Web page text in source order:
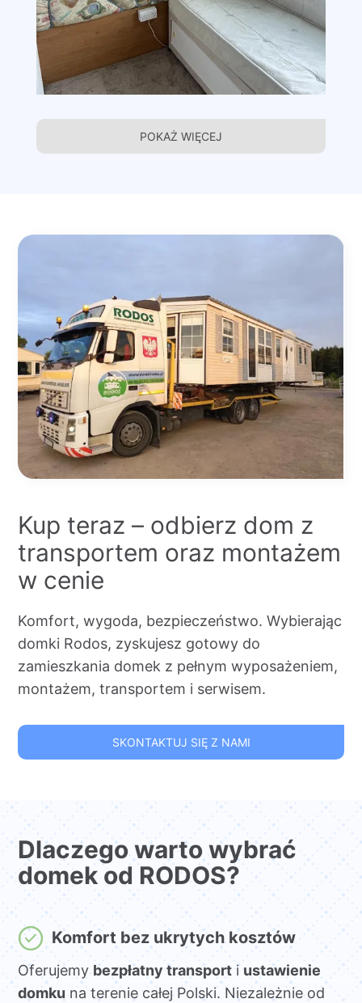
POKAŻ WIĘCEJ
Kup teraz – odbierz dom z
transportem oraz montażem
w cenie
Komfort, wygoda, bezpieczeństwo. Wybierając
domki Rodos, zyskujesz gotowy do
zamieszkania domek z pełnym wyposażeniem,
montażem, transportem i serwisem.
SKONTAKTUJ SIĘ Z NAMI
Dlaczego warto wybrać
domek od RODOS?
Komfort bez ukrytych kosztów
Oferujemybezpłatny transporti ustawienie
domkuna terenie całej Polski. Niezależnie od